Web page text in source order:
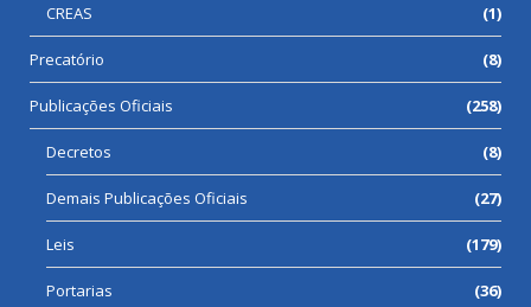
CREAS (1)
Precatório (8)
Publicações Oficiais (258)
Decretos (8)
Demais Publicações Oficiais (27)
Leis (179)
Portarias (36)